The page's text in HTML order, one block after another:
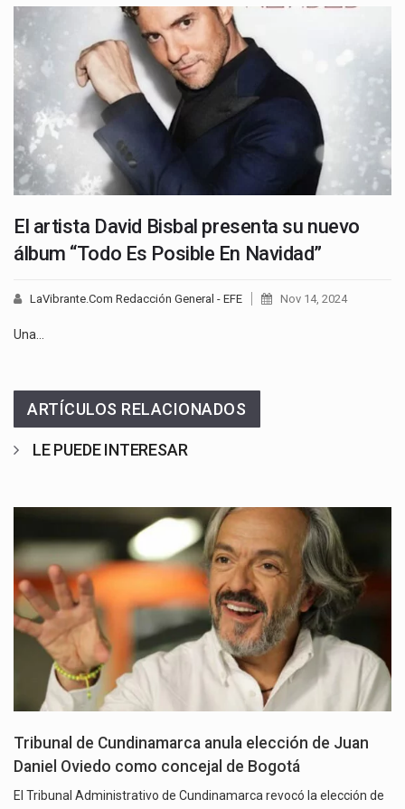
El artista David Bisbal presenta su nuevo
álbum “Todo Es Posible En Navidad”
LaVibrante.Com Redacción General - EFE Nov 14, 2024
Una…
ARTÍCULOS RELACIONADOS
LE PUEDE INTERESAR
Tribunal de Cundinamarca anula elección de Juan
Daniel Oviedo como concejal de Bogotá
El Tribunal Administrativo de Cundinamarca revocó la elección de